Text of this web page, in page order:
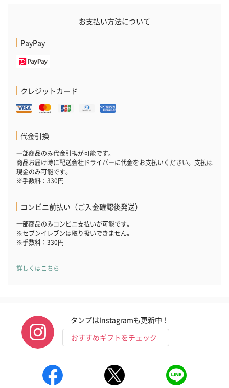
いぶりがっことチーズ
お支払い方法について
PayPay
クレジットカード
代金引換
一部商品のみ代金引換が可能です。
商品お届け時に配送会社ドライバーに代金をお支払いください。支払は
現金のみ可能です。
※手数料：330円
コンビニ前払い（ご入金確認後発送）
一部商品のみコンビニ支払いが可能です。
※セブンイレブンは取り扱いできません。
※手数料：330円
詳しくはこちら
タンプはInstagramも更新中！
おすすめギフトをチェック